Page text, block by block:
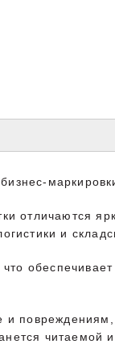
отличаются
и
и
читаемой